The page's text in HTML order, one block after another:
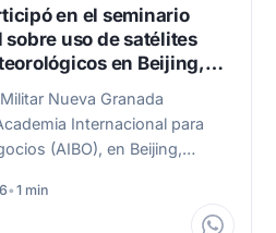
en el seminario
uso de satélites
en Beijing,
Nueva Granada
Internacional para
(AIBO), en Beijing,
• 1 min